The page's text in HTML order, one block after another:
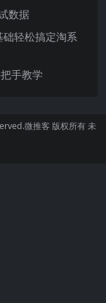
数据
轻松搞定淘系
手教学
微推客 版权所有 未